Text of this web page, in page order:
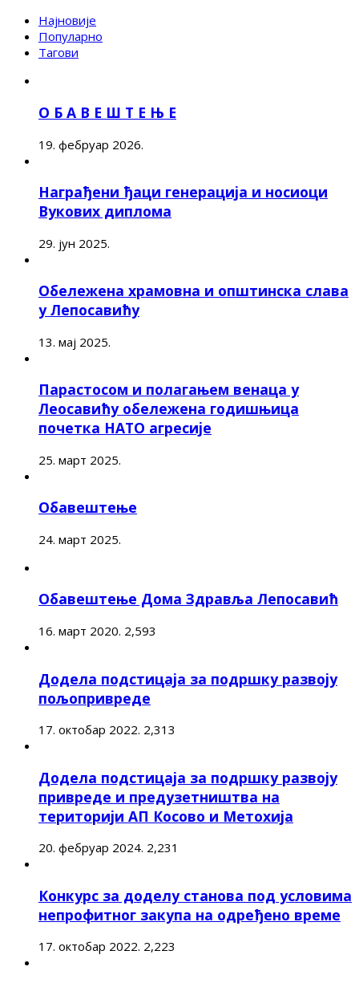
Најновије
Популарно
Тагови
О Б А В Е Ш Т Е Њ Е
19. фебруар 2026.
Награђени ђаци генерација и носиоци
Вукових диплома
29. јун 2025.
Обележена храмовна и општинска слава
у Лепосавићу
13. мај 2025.
Парастосом и полагањем венаца у
Леосавићу обележена годишњица
почетка НАТО агресије
25. март 2025.
Обавештење
24. март 2025.
Обавештење Дома Здравља Лепосавић
16. март 2020. 2,593
Додела подстицаја за подршку развоју
пољопривреде
17. октобар 2022. 2,313
Додела подстицаја за подршку развоју
привреде и предузетништва на
територији АП Косово и Метохија
20. фебруар 2024. 2,231
Конкурс за доделу станова под условима
непрофитног закупа на одређено време
17. октобар 2022. 2,223